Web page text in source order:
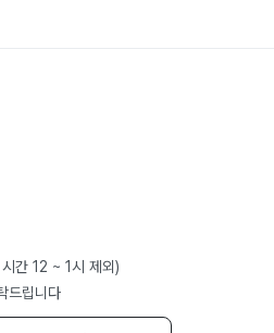
간 12 ~ 1시 제외)
드립니다